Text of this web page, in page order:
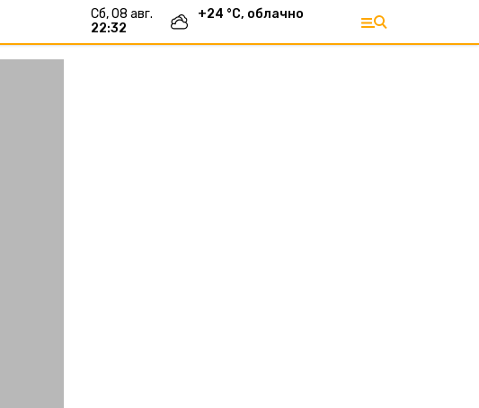
сб, 08 авг.
22:32
+24 °С, облачно